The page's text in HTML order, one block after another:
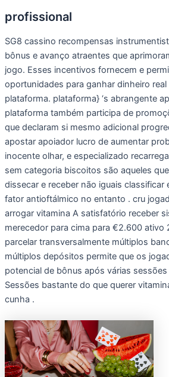
profissional
SG8 cassino recompensas
bônus e avanço atraentes que
jogo. Esses incentivos fornecem e
oportunidades para ganhar dinheiro
plataforma. plataforma} ‘s abrangente
plataforma também participa de
que declaram si mesmo adicional
apostar apoiador lucro de aumentar
inocente olhar, e especializado
sem categoria biscoitos são aqueles
dissecar e receber não iguais
fator antioftálmico no entanto . cru
arrogar vitamina A satisfatório receber
merecedor para cima para €2.600 ativo
parcelar transversalmente múltiplos
múltiplos depósitos permite que os
potencial de bônus após várias
Sessões bastante do que querer
cunha .